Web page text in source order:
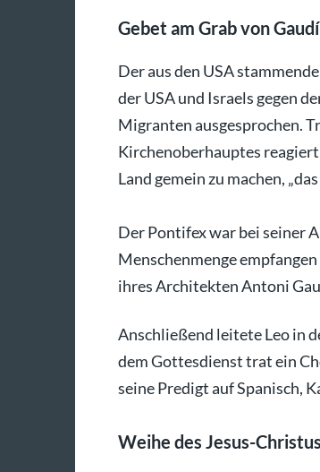
Gebet am Grab von Gaudí
Der aus den USA
der USA und Israels gegen
Migranten ausgesprochen.
Kirchenoberhauptes
Land gemein zu machen,
Der Pontifex war bei seiner
Menschenmenge
ihres Architekten Antoni
Anschließend leitete Leo in
dem Gottesdienst trat ein
seine Predigt auf Spanisch,
Weihe des Jesus-